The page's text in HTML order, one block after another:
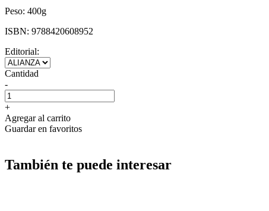
Peso: 400g
ISBN: 9788420608952
Editorial:
Cantidad
-
+
Agregar al carrito
Guardar en favoritos
También te puede interesar